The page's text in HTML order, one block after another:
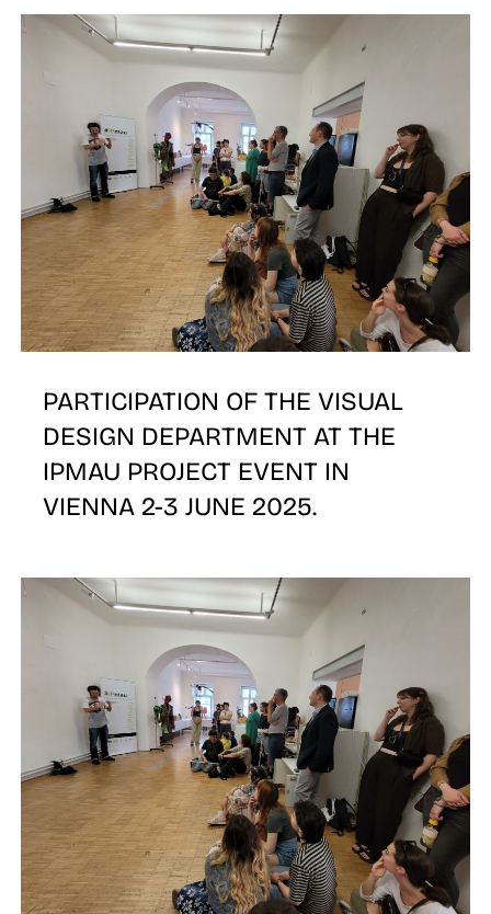
PARTICIPATION OF THE VISUAL
DESIGN DEPARTMENT AT THE
IPMAU PROJECT EVENT IN
VIENNA 2-3 JUNE 2025.